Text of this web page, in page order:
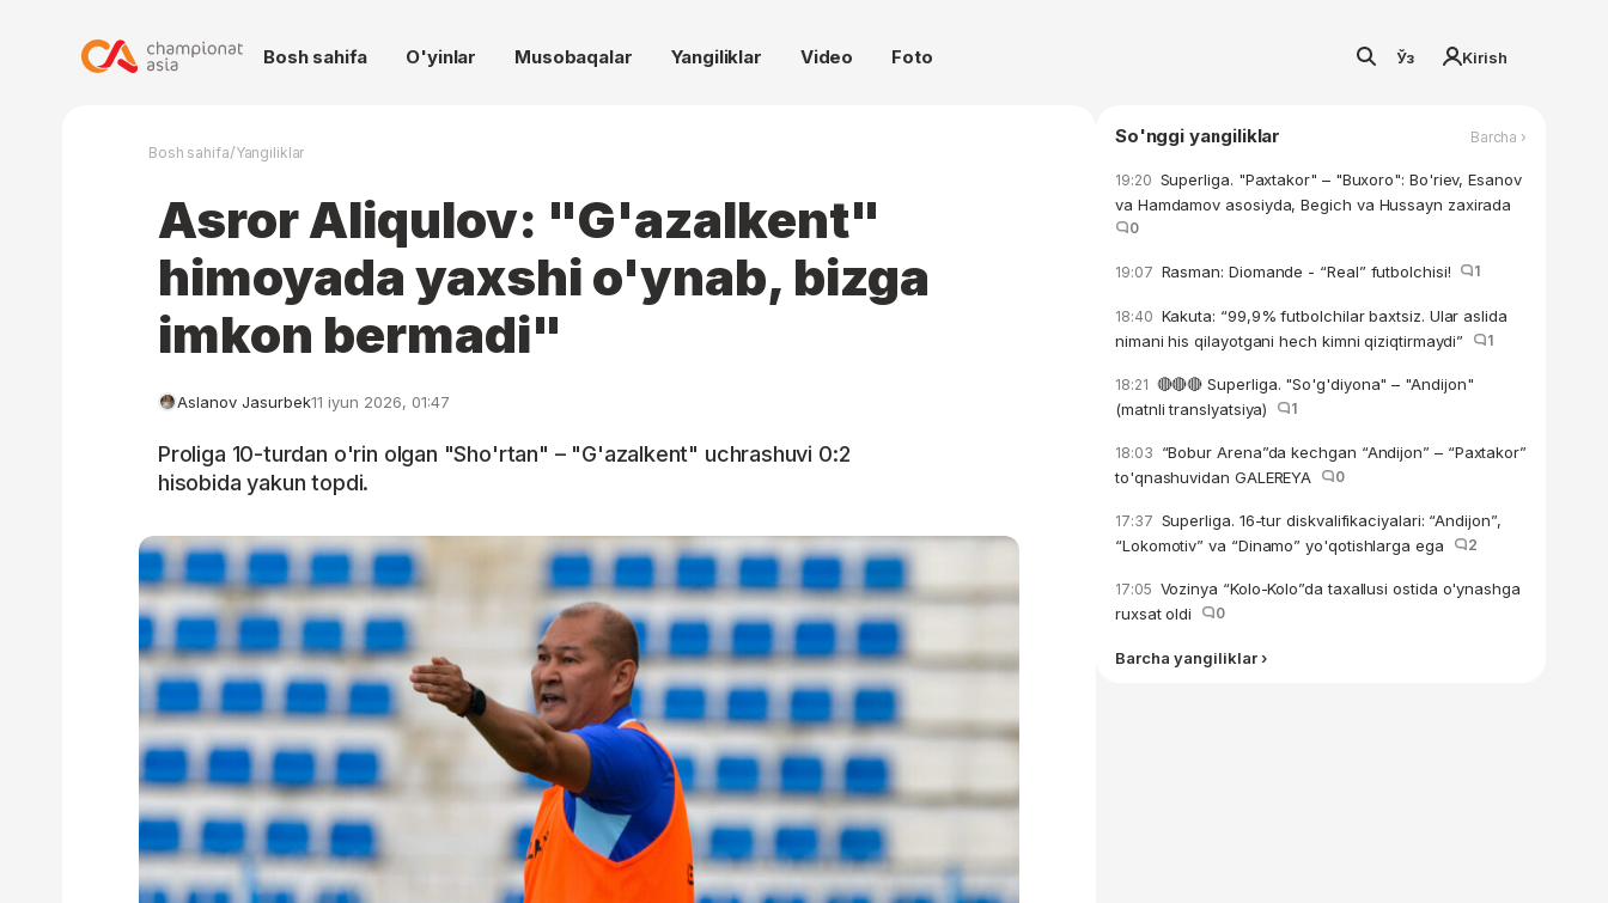
Bosh sahifa O'yinlar Musobaqalar Yangiliklar Video Foto Ўз Kirish
Bosh sahifa/Yangiliklar
Asror Aliqulov: "G'azalkent"
himoyada yaxshi o'ynab, bizga
imkon bermadi"
Aslanov Jasurbek11 iyun 2026, 01:47
Proliga 10-turdan o'rin olgan "Sho'rtan" – "G'azalkent" uchrashuvi 0:2
hisobida yakun topdi.
So'nggi yangiliklar Barcha ›
19:20 Superliga. "Paxtakor" – "Buxoro": Bo'riev, Esanov
va Hamdamov asosiyda, Begich va Hussayn zaxirada
0
19:07 Rasman: Diomande - “Real” futbolchisi! 1
18:40 Kakuta: “99,9% futbolchilar baxtsiz. Ular aslida
nimani his qilayotgani hech kimni qiziqtirmaydi”
1
18:21 🔴🔴🔴 Superliga. "So'g'diyona" – "Andijon"
(matnli translyatsiya)
1
18:03 “Bobur Arena”da kechgan “Andijon” – “Paxtakor”
to'qnashuvidan GALEREYA
0
17:37 Superliga. 16-tur diskvalifikaciyalari: “Andijon”,
“Lokomotiv” va “Dinamo” yo'qotishlarga ega
2
17:05 Vozinya “Kolo-Kolo”da taxallusi ostida o'ynashga
ruxsat oldi
0
Barcha yangiliklar ›